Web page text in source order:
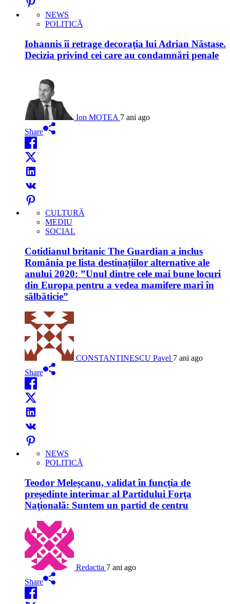
NEWS
POLITICĂ
Iohannis îi retrage decoraţia lui Adrian Năstase.
Decizia privind cei care au condamnări penale
Ion MOTEA 7 ani ago
Share
CULTURĂ
MEDIU
SOCIAL
Cotidianul britanic The Guardian a inclus
România pe lista destinațiilor alternative ale
anului 2020: ”Unul dintre cele mai bune locuri
din Europa pentru a vedea mamifere mari în
sălbăticie”
CONSTANTINESCU Pavel 7 ani ago
Share
NEWS
POLITICĂ
Teodor Meleşcanu, validat în funcţia de
preşedinte interimar al Partidului Forţa
Naţională: Suntem un partid de centru
Redactia 7 ani ago
Share